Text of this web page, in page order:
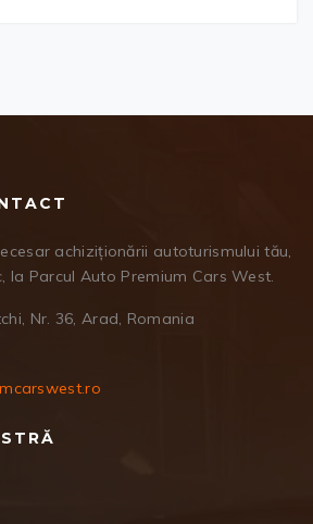
achiziționării autoturismului tău,
la Parcul Auto Premium Cars West.
Nr. 36, Arad, Romania